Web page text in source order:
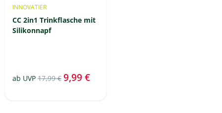
INNOVATIER
CC 2in1 Trinkflasche mit
Silikonnapf
ab UVP 17,99 € 9,99 €